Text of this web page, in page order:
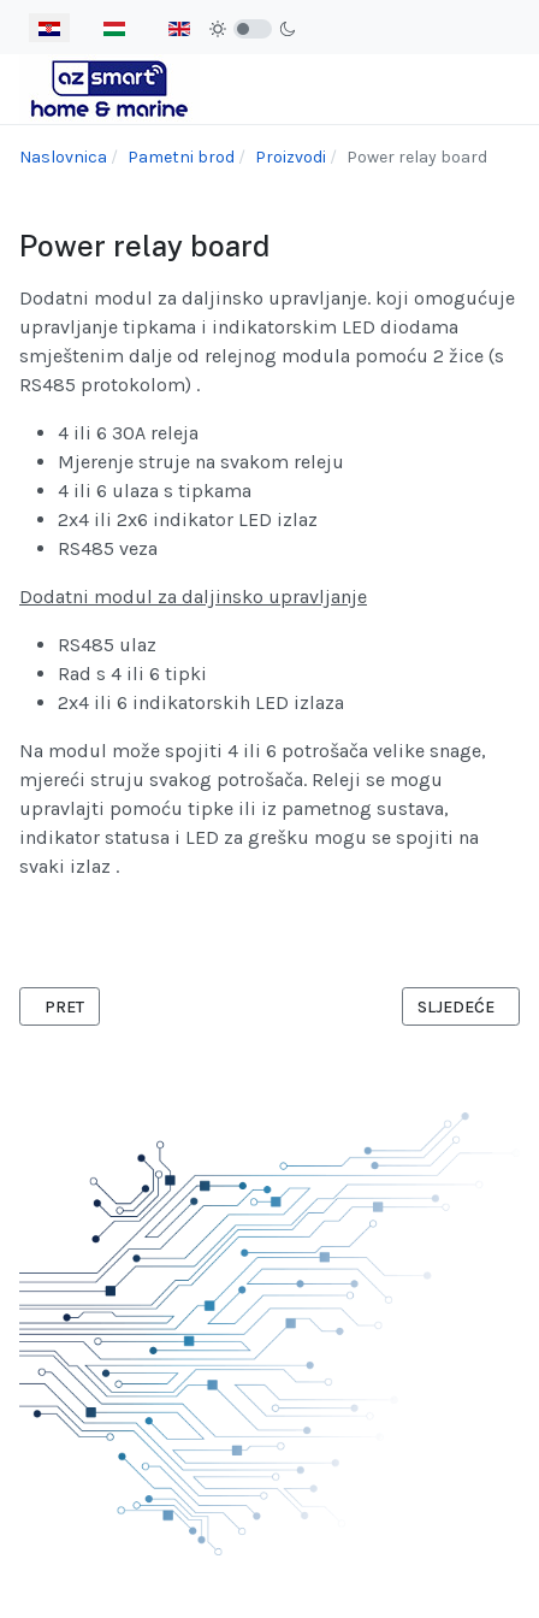
Odaberite svoj jezik
Naslovnica Pametni brod Proizvodi Power relay board
Power relay board
Dodatni modul za daljinsko upravljanje. koji omogućuje
upravljanje tipkama i indikatorskim LED diodama
smještenim dalje od relejnog modula pomoću 2 žice (s
RS485 protokolom) .
4 ili 6 30A releja
Mjerenje struje na svakom releju
4 ili 6 ulaza s tipkama
2x4 ili 2x6 indikator LED izlaz
RS485 veza
Dodatni modul za daljinsko upravljanje
RS485 ulaz
Rad s 4 ili 6 tipki
2x4 ili 6 indikatorskih LED izlaza
Na modul može spojiti 4 ili 6 potrošača velike snage,
mjereći struju svakog potrošača. Releji se mogu
upravlajti pomoću tipke ili iz pametnog sustava,
indikator statusa i LED za grešku mogu se spojiti na
svaki izlaz .
PRETHODNI ČLANAK: POWER MODULE
PRET SLJEDEĆI
SLJEDEĆE